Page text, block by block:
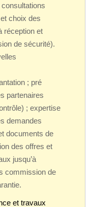
choix des
réception et
de sécurité).
; pré
partenaires
; expertise
demandes
documents de
des offres et
jusqu’à
commission de
et travaux